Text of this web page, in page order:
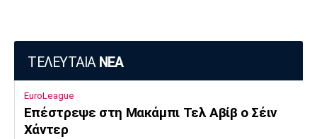
ΤΕΛΕΥΤΑΙΑ ΝΕΑ
EuroLeague
Επέστρεψε στη Μακάμπι Τελ Αβίβ ο Σέιν
Χάντερ